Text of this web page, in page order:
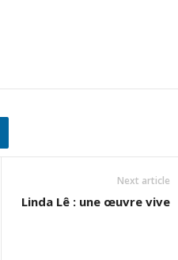
Next article
Linda Lê : une œuvre vive